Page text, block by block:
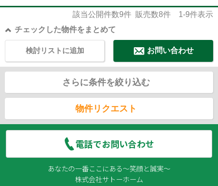
該当公開件数9件 販売数8件 1-9件表示
チェックした物件をまとめて
お問い合わせ
検討リストに追加
さらに条件を絞り込む
物件リクエスト
電話でお問い合わせ
あなたの一番ここにある～笑顔と誠実～
株式会社サトーホーム